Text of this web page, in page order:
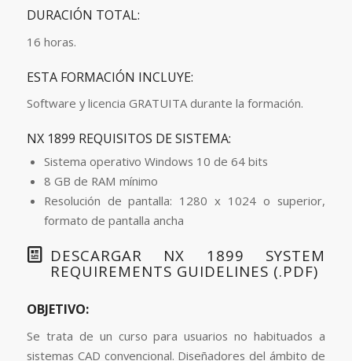
DURACIÓN TOTAL:
16 horas.
ESTA FORMACIÓN INCLUYE:
Software y licencia GRATUITA durante la formación.
NX 1899 REQUISITOS DE SISTEMA:
Sistema operativo Windows 10 de 64 bits
8 GB de RAM mínimo
Resolución de pantalla: 1280 x 1024 o superior,
formato de pantalla ancha
DESCARGAR NX 1899 SYSTEM
REQUIREMENTS GUIDELINES (.PDF)
OBJETIVO:
Se trata de un curso para usuarios no habituados a
sistemas CAD convencional. Diseñadores del ámbito de